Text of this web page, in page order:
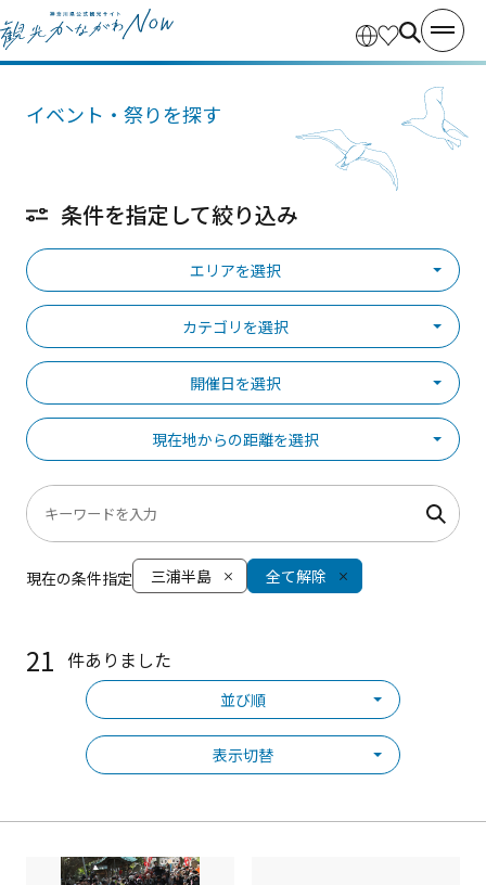
イベント・祭りを探す
条件を指定して絞り込み
エリアを選択
カテゴリを選択
開催日を選択
現在地からの距離を選択
現在の条件指定 三浦半島 全て解除
21 件ありました
並び順
表示切替